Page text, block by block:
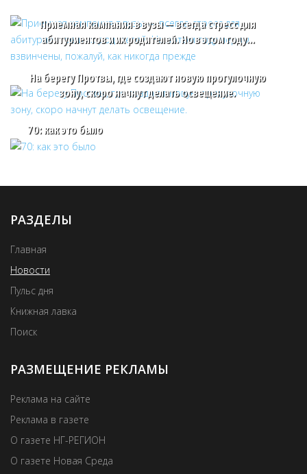
Приемная кампания в вузы — всегда стресс для
абитуриентов и их родителей. Но в этом году…
На берегу Протвы, где создают новую прогулочную
зону, скоро начнут делать освещение.
70: как это было
РАЗДЕЛЫ
Главная
Новости
Пульс дня
Книжная лавка
Поиск
РАЗМЕЩЕНИЕ РЕКЛАМЫ
Реклама на сайте
Реклама в газете
О газете НГ-РЕГИОН
О газете Новая Среда